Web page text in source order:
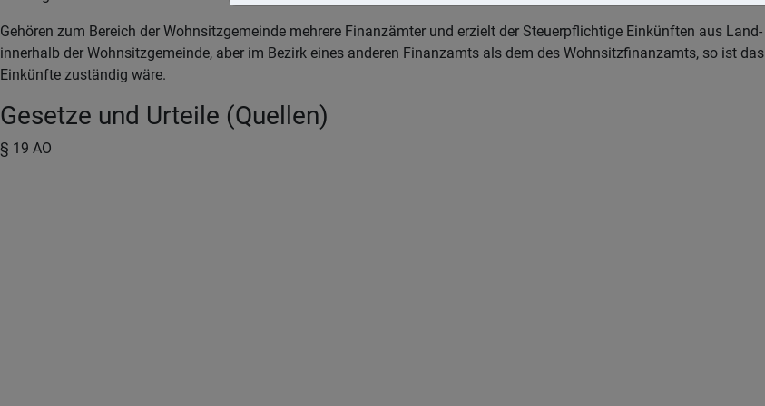
Gehören zum Bereich der Wohnsitzgemeinde mehrere Finanzämter und erzielt der Steuerpflichtige Einkünften aus
innerhalb der Wohnsitzgemeinde, aber im Bezirk eines anderen Finanzamts als dem des Wohnsitzfinanzamts, so ist
Einkünfte zuständig wäre.
Gesetze und Urteile (Quellen)
§ 19 AO